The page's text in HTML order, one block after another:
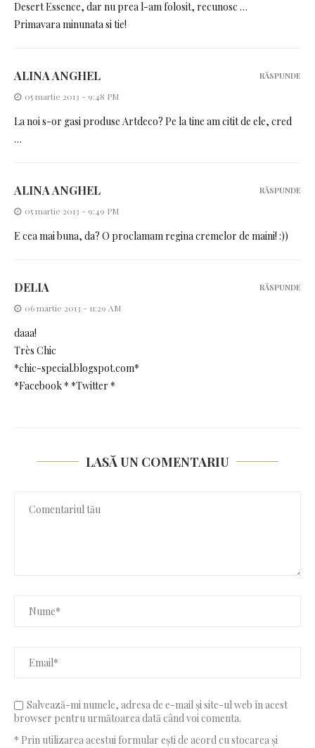
Desert Essence, dar nu prea l-am folosit, recunosc …
Primavara minunata si tie!
ALINA ANGHEL
05 martie 2013 - 9:48 PM
La noi s-or gasi produse Artdeco? Pe la tine am citit de ele, cred
…
RĂSPUNDE
ALINA ANGHEL
05 martie 2013 - 9:49 PM
E cea mai buna, da? O proclamam regina cremelor de maini! :))
RĂSPUNDE
DELIA
06 martie 2013 - 11:29 AM
daaa!
Très Chic
*chic-special.blogspot.com*
*Facebook * *Twitter *
RĂSPUNDE
LASĂ UN COMENTARIU
Salvează-mi numele, adresa de e-mail și site-ul web în acest
browser pentru următoarea dată când voi comenta.
* Prin utilizarea acestui formular ești de acord cu stocarea și